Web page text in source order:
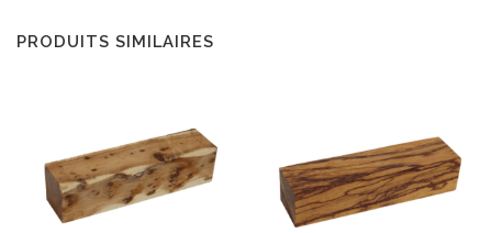
PRODUITS SIMILAIRES